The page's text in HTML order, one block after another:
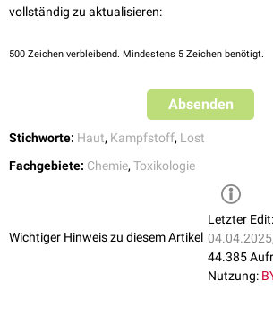
Lidödem.
vollständig zu aktualisieren:
500 Zeichen verbleibend. Mindestens 5 Zeichen benötigt.
Absenden
Stichworte: Haut, Kampfstoff, Lost
Fachgebiete: Chemie, Toxikologie
Wichtiger Hinweis zu diesem Artikel
Letzter Edit:
44.385
Nutzung: